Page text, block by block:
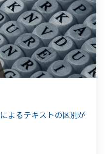
よるテキストの区別が